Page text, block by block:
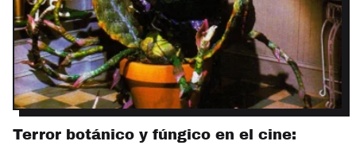
Terror botánico y fúngico en el cine: